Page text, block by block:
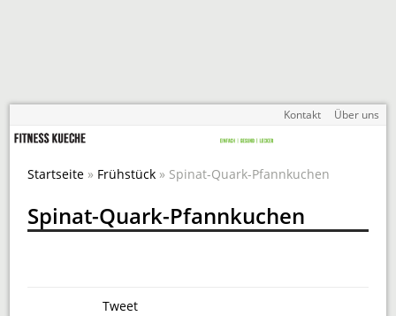
Kontakt Über uns
Startseite » Frühstück » Spinat-Quark-Pfannkuchen
Spinat-Quark-Pfannkuchen
Tweet